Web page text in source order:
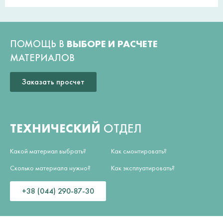
ПОМОЩЬ В ВЫБОРЕ И РАСЧЕТЕ
МАТЕРИАЛОВ
Заказать просчет
ТЕХНИЧЕСКИЙ ОТДЕЛ
Какой материал выбрать?
Сколько материала нужно?
Как смонтировать?
Как эксплуатировать?
+38 (044) 290-87-30